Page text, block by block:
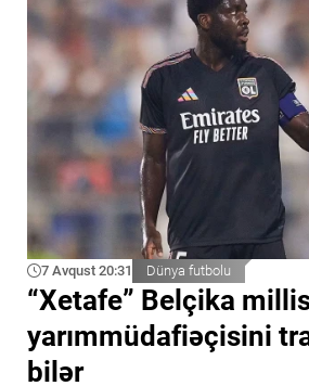
7 Avqust 20:31 Dünya futbolu
“Xetafe” Belçika
yarımmüdafiəçisini
bilər